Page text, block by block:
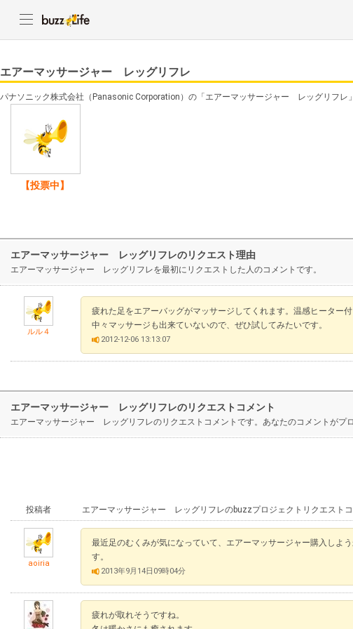
エアーマッサージャー レッグリフレ
パナソニック株式会社（Panasonic Corporation）の「エアーマッサージャー レッグリフレ
【投票中】
エアーマッサージャー レッグリフレのリクエスト理由
エアーマッサージャー レッグリフレを最初にリクエストした人のコメントです。
ルル４
疲れた足をエアーバッグがマッサージしてくれます。温感ヒーター
中々マッサージも出来ていないので、ぜひ試してみたいです。
2012-12-06 13:13:07
エアーマッサージャー レッグリフレのリクエストコメント
エアーマッサージャー レッグリフレのリクエストコメントです。あなたのコメントがプ
投稿者 エアーマッサージャー レッグリフレのbuzzプロジェクトリクエストコ
aoiria
最近足のむくみが気になっていて、エアーマッサージャー購入しよ
す。
2013年9月14日09時04分
疲れが取れそうですね。